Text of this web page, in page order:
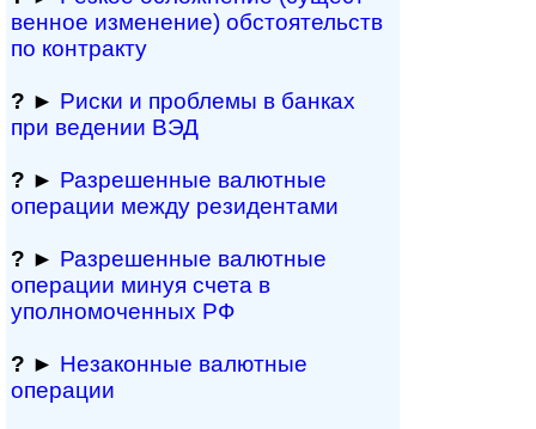
вен­ное измене­ние) обсто­ятельств
по контракту
? ► Риски и проблемы в банках
при ведении ВЭД
? ► Разрешенные валютные
операции между резидентами
? ► Разрешенные валютные
операции минуя счета в
уполномоченных РФ
? ► Незаконные валютные
операции